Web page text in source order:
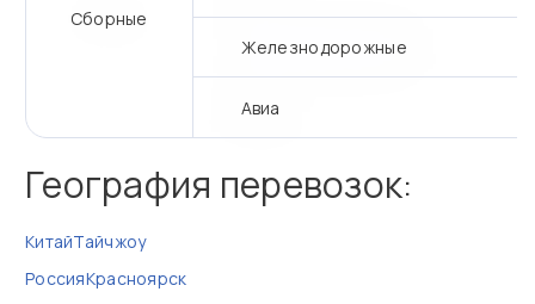
Сборные
Железнодорожные
Авиа
География перевозок:
КитайТайчжоу
РоссияКрасноярск